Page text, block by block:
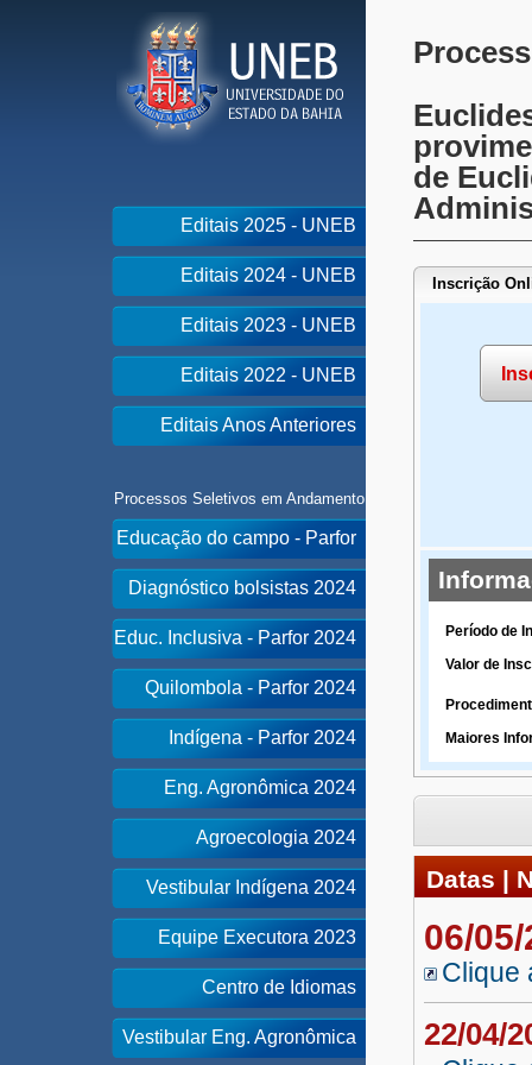
Editais 2025 - UNEB
Editais 2024 - UNEB
Editais 2023 - UNEB
Editais 2022 - UNEB
Editais Anos Anteriores
Processos Seletivos em Andamento
Educação do campo - Parfor
Diagnóstico bolsistas 2024
Educ. Inclusiva - Parfor 2024
Quilombola - Parfor 2024
Indígena - Parfor 2024
Eng. Agronômica 2024
Agroecologia 2024
Vestibular Indígena 2024
Equipe Executora 2023
Centro de Idiomas
Vestibular Eng. Agronômica
de
Inscrição
Período de
Valor de
Maiores
Datas |
06/
Clique
22/04/